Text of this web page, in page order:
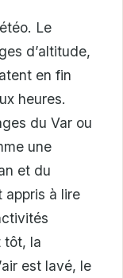
Le
d’altitude,
en fin
heures.
du Var ou
une
et du
appris à lire
tôt, la
est lavé, le